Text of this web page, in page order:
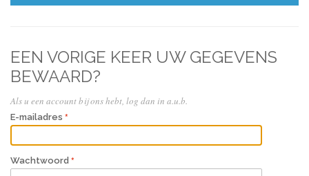
EEN VORIGE KEER UW GEGEVENS
BEWAARD?
Als u een account bij ons hebt, log dan in a.u.b.
E-mailadres
Wachtwoord